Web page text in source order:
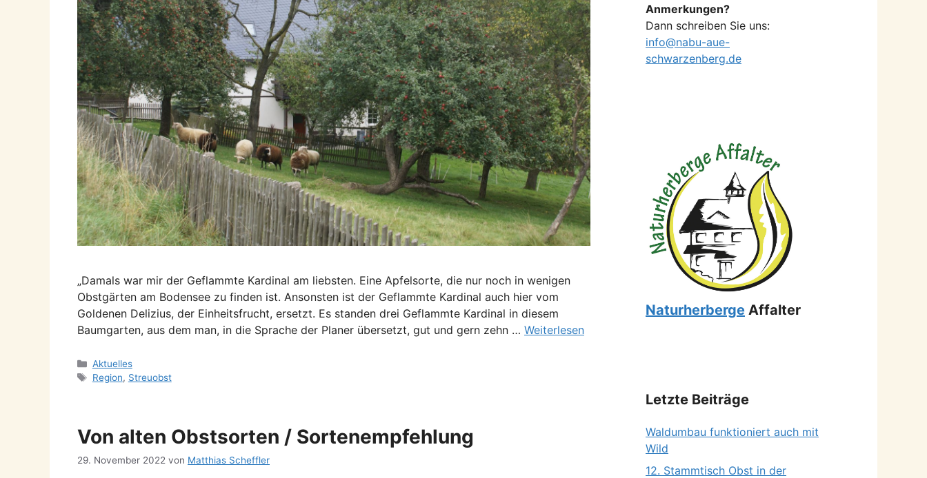
„Damals war mir der Geflammte Kardinal am liebsten. Eine Apfelsorte, die nur noch in wenigen
Obstgärten am Bodensee zu finden ist. Ansonsten ist der Geflammte Kardinal auch hier vom
Goldenen Delizius, der Einheitsfrucht, ersetzt. Es standen drei Geflammte Kardinal in diesem
Baumgarten, aus dem man, in die Sprache der Planer übersetzt, gut und gern zehn … Weiterlesen
Kategorien
Aktuelles
Schlagwörter
Region, Streuobst
Von alten Obstsorten / Sortenempfehlung
29. November 2022 von Matthias Scheffler
Anmerkungen?
Dann schreiben Sie uns:
info@nabu-aue-
schwarzenberg.de
Naturherberge Affalter
Letzte Beiträge
Waldumbau funktioniert auch mit
Wild
12. Stammtisch Obst in der